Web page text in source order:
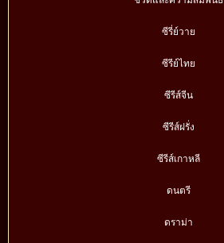
ซีรี่ย์วาย
ซีรีย์ไทย
ซีรีส์จีน
ซีรีส์ฝรั่ง
ซีรีส์เกาหลี
ดนตรี
ดราม่า